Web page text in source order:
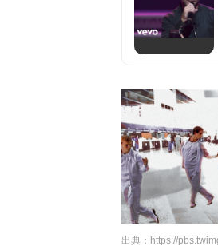
出典： https://